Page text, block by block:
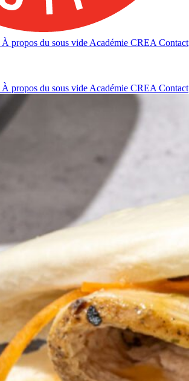
À propos du sous vide Académie CREA Contact
À propos du sous vide Académie CREA Contact